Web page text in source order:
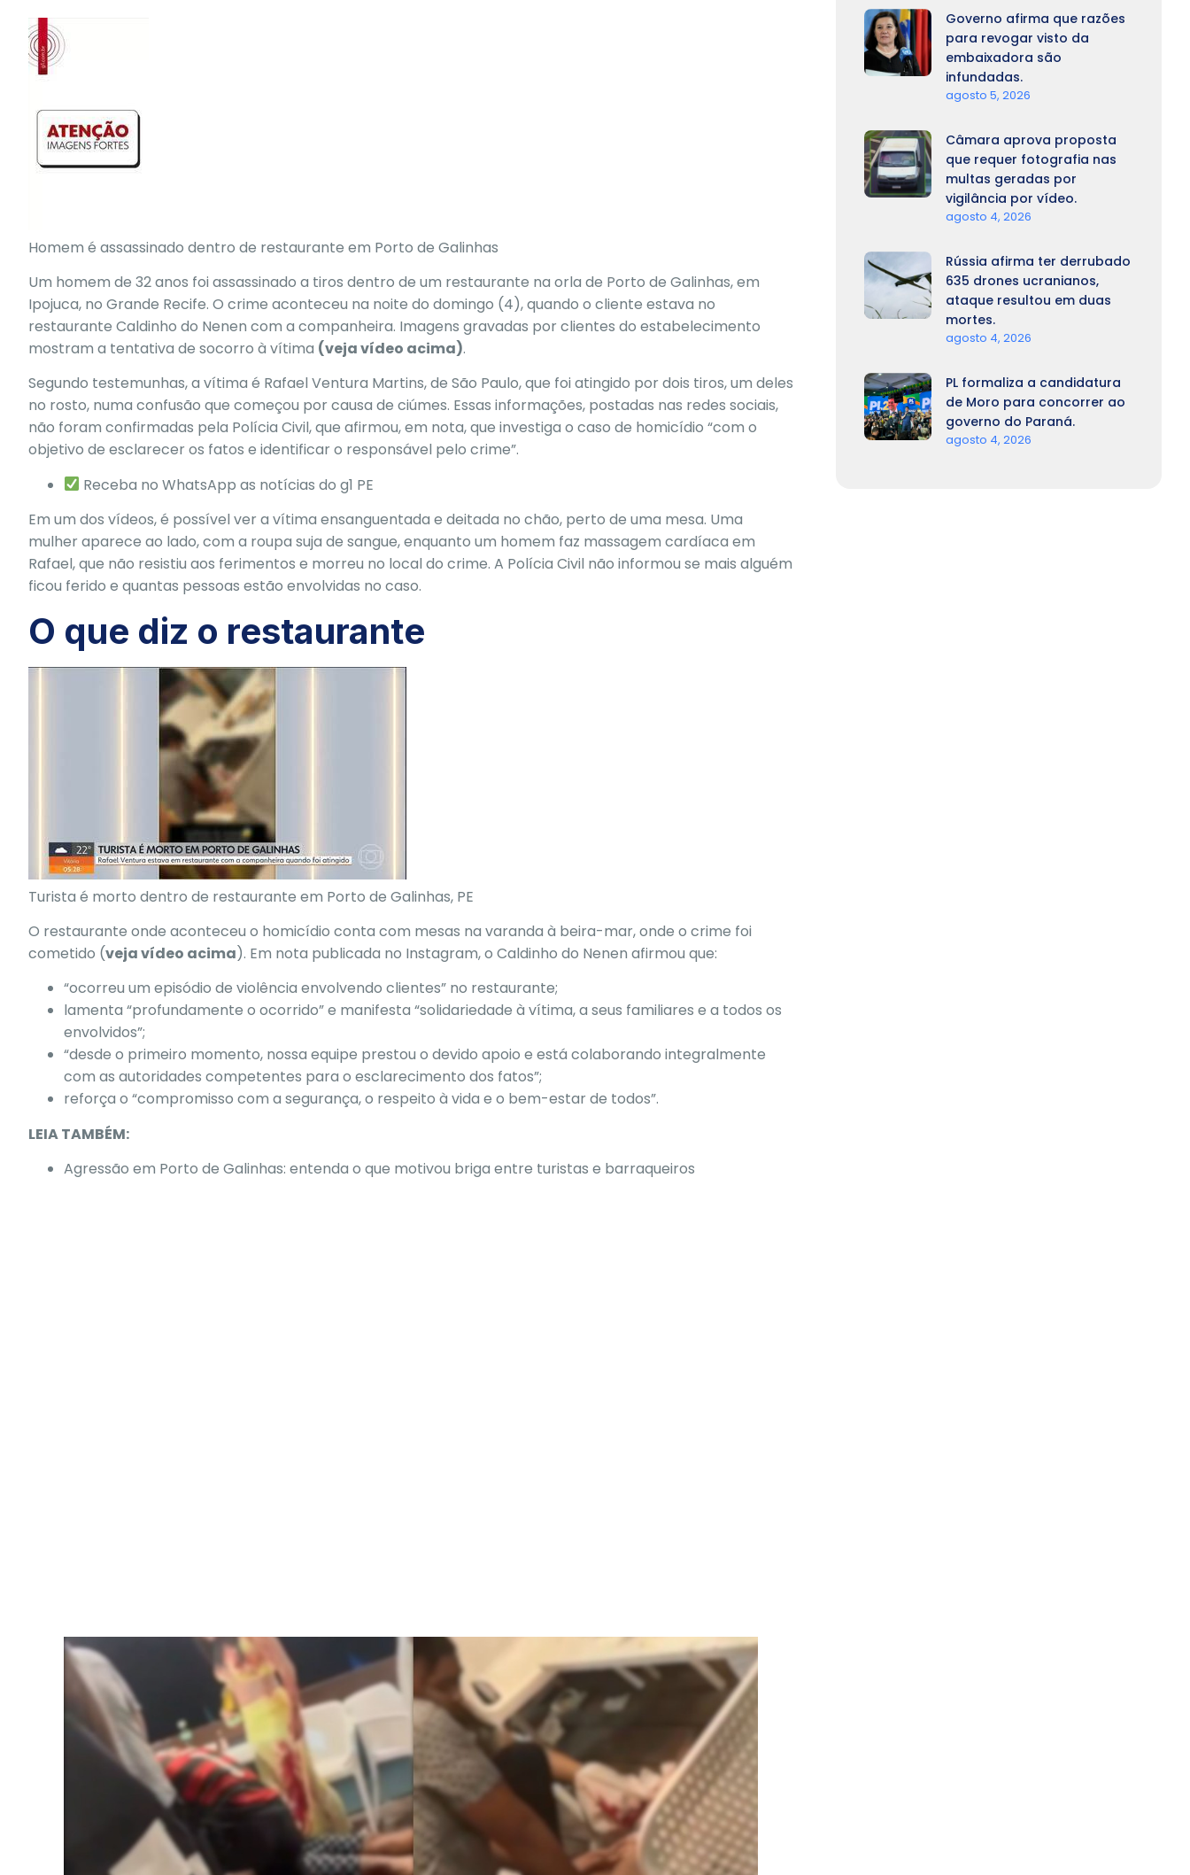
Homem é assassinado dentro de restaurante em Porto de Galinhas
Um homem de 32 anos foi assassinado a tiros dentro de um restaurante na orla de Porto de Galinhas, em
Ipojuca, no Grande Recife. O crime aconteceu na noite do domingo (4), quando o cliente estava no
restaurante Caldinho do Nenen com a companheira. Imagens gravadas por clientes do estabelecimento
mostram a tentativa de socorro à vítima (veja vídeo acima).
Segundo testemunhas, a vítima é Rafael Ventura Martins, de São Paulo, que foi atingido por dois tiros, um deles
no rosto, numa confusão que começou por causa de ciúmes. Essas informações, postadas nas redes sociais,
não foram confirmadas pela Polícia Civil, que afirmou, em nota, que investiga o caso de homicídio “com o
objetivo de esclarecer os fatos e identificar o responsável pelo crime”.
Receba no WhatsApp as notícias do g1 PE
Em um dos vídeos, é possível ver a vítima ensanguentada e deitada no chão, perto de uma mesa. Uma
mulher aparece ao lado, com a roupa suja de sangue, enquanto um homem faz massagem cardíaca em
Rafael, que não resistiu aos ferimentos e morreu no local do crime. A Polícia Civil não informou se mais alguém
ficou ferido e quantas pessoas estão envolvidas no caso.
O que diz o restaurante
Turista é morto dentro de restaurante em Porto de Galinhas, PE
O restaurante onde aconteceu o homicídio conta com mesas na varanda à beira-mar, onde o crime foi
cometido (veja vídeo acima). Em nota publicada no Instagram, o Caldinho do Nenen afirmou que:
“ocorreu um episódio de violência envolvendo clientes” no restaurante;
lamenta “profundamente o ocorrido” e manifesta “solidariedade à vítima, a seus familiares e a todos os
envolvidos”;
“desde o primeiro momento, nossa equipe prestou o devido apoio e está colaborando integralmente
com as autoridades competentes para o esclarecimento dos fatos”;
reforça o “compromisso com a segurança, o respeito à vida e o bem-estar de todos”.
LEIA TAMBÉM:
Agressão em Porto de Galinhas: entenda o que motivou briga entre turistas e barraqueiros
Governo afirma que razões
para revogar visto da
embaixadora são
infundadas.
agosto 5, 2026
Câmara aprova proposta
que requer fotografia nas
multas geradas por
vigilância por vídeo.
agosto 4, 2026
Rússia afirma ter derrubado
635 drones ucranianos,
ataque resultou em duas
mortes.
agosto 4, 2026
PL formaliza a candidatura
de Moro para concorrer ao
governo do Paraná.
agosto 4, 2026